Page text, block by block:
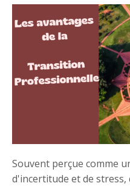
Souvent perçue comme
d'incertitude et de stress,